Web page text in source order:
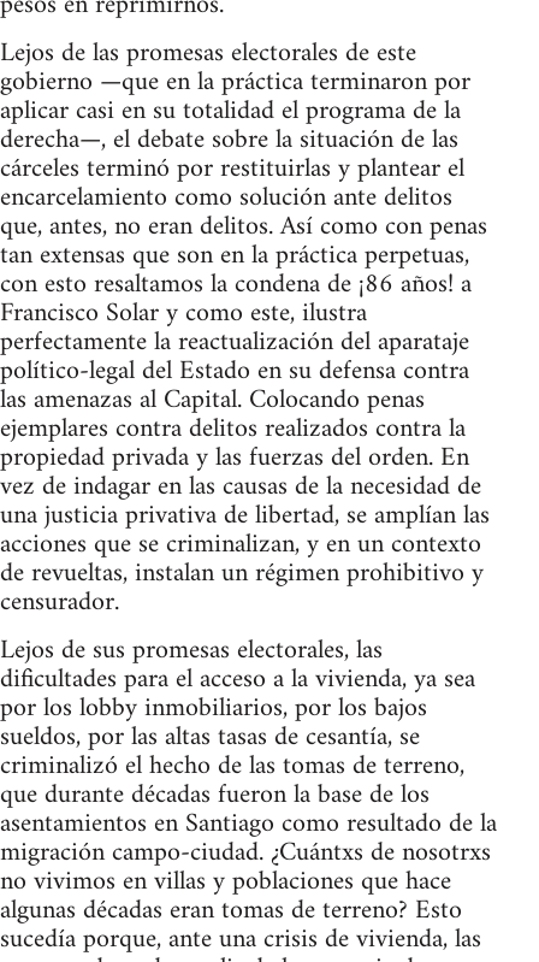
Lejos de las promesas electorales de este
gobierno —que en la práctica terminaron por
aplicar casi en su totalidad el programa de la
derecha—, el debate sobre la situación de las
cárceles terminó por restituirlas y plantear el
encarcelamiento como solución ante delitos
que, antes, no eran delitos. Así como con penas
tan extensas que son en la práctica perpetuas,
con esto resaltamos la condena de ¡86 años! a
Francisco Solar y como este, ilustra
perfectamente la reactualización del aparataje
político-legal del Estado en su defensa contra
las amenazas al Capital. Colocando penas
ejemplares contra delitos realizados contra la
propiedad privada y las fuerzas del orden. En
vez de indagar en las causas de la necesidad de
una justicia privativa de libertad, se amplían las
acciones que se criminalizan, y en un contexto
de revueltas, instalan un régimen prohibitivo y
censurador.
Lejos de sus promesas electorales, las
dificultades para el acceso a la vivienda, ya sea
por los lobby inmobiliarios, por los bajos
sueldos, por las altas tasas de cesantía, se
criminalizó el hecho de las tomas de terreno,
que durante décadas fueron la base de los
asentamientos en Santiago como resultado de la
migración campo-ciudad. ¿Cuántxs de nosotrxs
no vivimos en villas y poblaciones que hace
algunas décadas eran tomas de terreno? Esto
sucedía porque, ante una crisis de vivienda, las